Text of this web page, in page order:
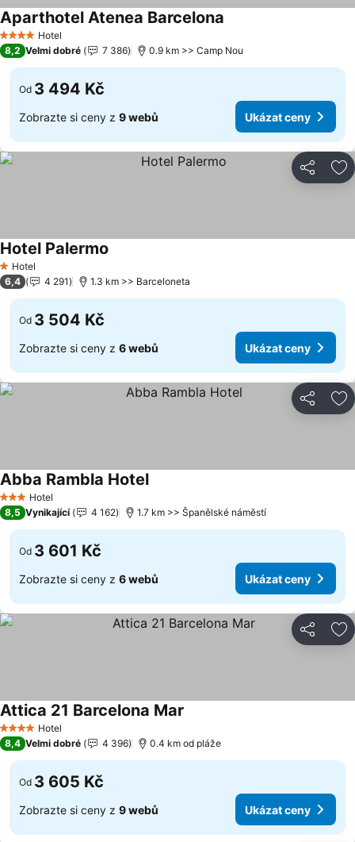
4 Počet hvězdiček
Hotel
Aparthotel Atenea Barcelona
8,2 Velmi dobré 7 386 0.9 km >> Camp Nou
Od 3 494 Kč
Zobrazte si ceny z 9 webů Ukázat ceny
Sdílet
1 Počet hvězdiček
Hotel
Hotel Palermo
6,4 4 291 1.3 km >> Barceloneta
Od 3 504 Kč
Zobrazte si ceny z 6 webů Ukázat ceny
Sdílet
3 Počet hvězdiček
Hotel
Abba Rambla Hotel
8,5 Vynikající 4 162 1.7 km >> Španělské náměstí
Od 3 601 Kč
Zobrazte si ceny z 6 webů Ukázat ceny
Sdílet
4 Počet hvězdiček
Hotel
Attica 21 Barcelona Mar
8,4 Velmi dobré 4 396 0.4 km od pláže
Od 3 605 Kč
Zobrazte si ceny z 9 webů Ukázat ceny